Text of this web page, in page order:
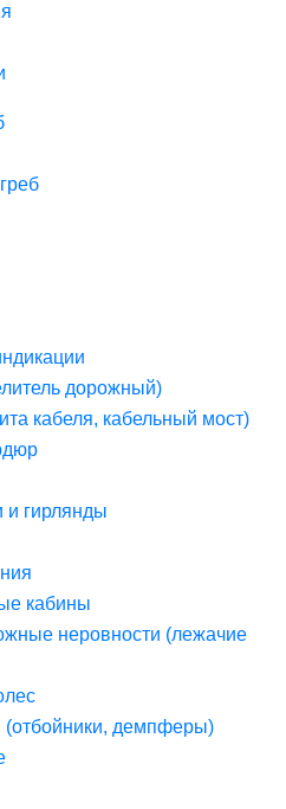
дорожный)
кабеля, кабельный мост)
гирлянды
кабины
неровности (лежачие
(отбойники, демпферы)